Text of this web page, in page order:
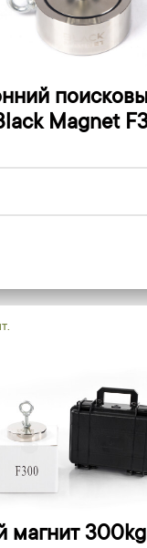
Magnet
магнит